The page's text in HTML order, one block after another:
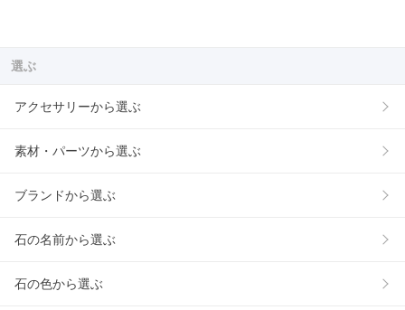
選ぶ
アクセサリーから選ぶ
素材・パーツから選ぶ
ブランドから選ぶ
石の名前から選ぶ
石の色から選ぶ